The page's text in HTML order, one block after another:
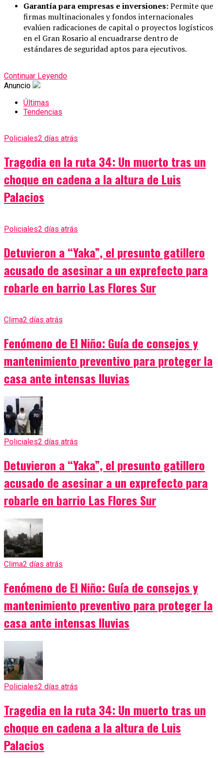
Garantía para empresas e inversiones:Permite que
firmas multinacionales y fondos internacionales
evalúen radicaciones de capital o proyectos logísticos
en el Gran Rosario al encuadrarse dentro de
estándares de seguridad aptos para ejecutivos.
Continuar Leyendo
Anuncio
Últimas
Tendencias
Policiales2 días atrás
Tragedia en la ruta 34: Un muerto tras un
choque en cadena a la altura de Luis
Palacios
Policiales2 días atrás
Detuvieron a “Yaka”, el presunto gatillero
acusado de asesinar a un exprefecto para
robarle en barrio Las Flores Sur
Clima2 días atrás
Fenómeno de El Niño: Guía de consejos y
mantenimiento preventivo para proteger la
casa ante intensas lluvias
Policiales2 días atrás
Detuvieron a “Yaka”, el presunto gatillero
acusado de asesinar a un exprefecto para
robarle en barrio Las Flores Sur
Clima2 días atrás
Fenómeno de El Niño: Guía de consejos y
mantenimiento preventivo para proteger la
casa ante intensas lluvias
Policiales2 días atrás
Tragedia en la ruta 34: Un muerto tras un
choque en cadena a la altura de Luis
Palacios